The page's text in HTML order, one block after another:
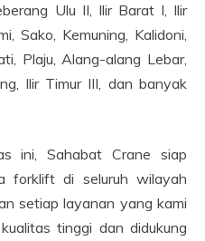
Ulu II, Ilir Barat I, Ilir
Sako, Kemuning, Kalidoni,
Plaju, Alang-alang Lebar,
Ilir Timur III, dan banyak
ini, Sahabat Crane siap
forklift di seluruh wilayah
setiap layanan yang kami
tinggi dan didukung